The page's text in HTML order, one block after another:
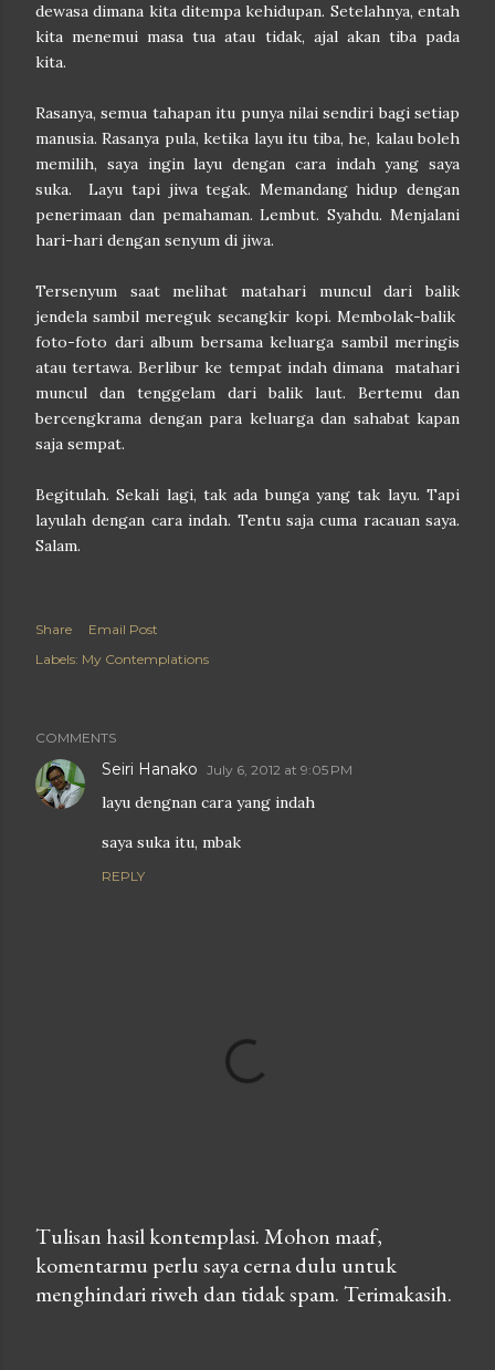
dewasa dimana kita ditempa kehidupan. Setelahnya, entah
kita menemui masa tua atau tidak, ajal akan tiba pada
kita.
Rasanya, semua tahapan itu punya nilai sendiri bagi setiap
manusia. Rasanya pula, ketika layu itu tiba, he, kalau boleh
memilih, saya ingin layu dengan cara indah yang saya
suka. Layu tapi jiwa tegak. Memandang hidup dengan
penerimaan dan pemahaman. Lembut. Syahdu. Menjalani
hari-hari dengan senyum di jiwa.
Tersenyum saat melihat matahari muncul dari balik
jendela sambil mereguk secangkir kopi. Membolak-balik
foto-foto dari album bersama keluarga sambil meringis
atau tertawa. Berlibur ke tempat indah dimana matahari
muncul dan tenggelam dari balik laut. Bertemu dan
bercengkrama dengan para keluarga dan sahabat kapan
saja sempat.
Begitulah. Sekali lagi, tak ada bunga yang tak layu. Tapi
layulah dengan cara indah. Tentu saja cuma racauan saya.
Salam.
Share
Email Post
Labels: My Contemplations
COMMENTS
Seiri Hanako July 6, 2012 at 9:05 PM
layu dengnan cara yang indah
saya suka itu, mbak
REPLY
P
o
Tulisan hasil kontemplasi. Mohon maaf,
komentarmu perlu saya cerna dulu untuk
menghindari riweh dan tidak spam. Terimakasih.